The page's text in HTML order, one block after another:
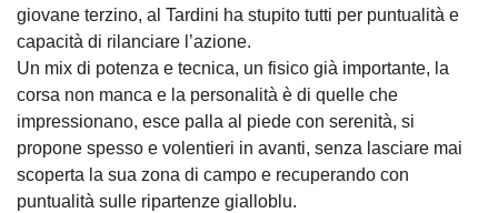
giovane terzino, al Tardini ha stupito tutti per puntualità e
capacità di rilanciare l’azione.
Un mix di potenza e tecnica, un fisico già importante, la
corsa non manca e la personalità è di quelle che
impressionano, esce palla al piede con serenità, si
propone spesso e volentieri in avanti, senza lasciare mai
scoperta la sua zona di campo e recuperando con
puntualità sulle ripartenze gialloblu.